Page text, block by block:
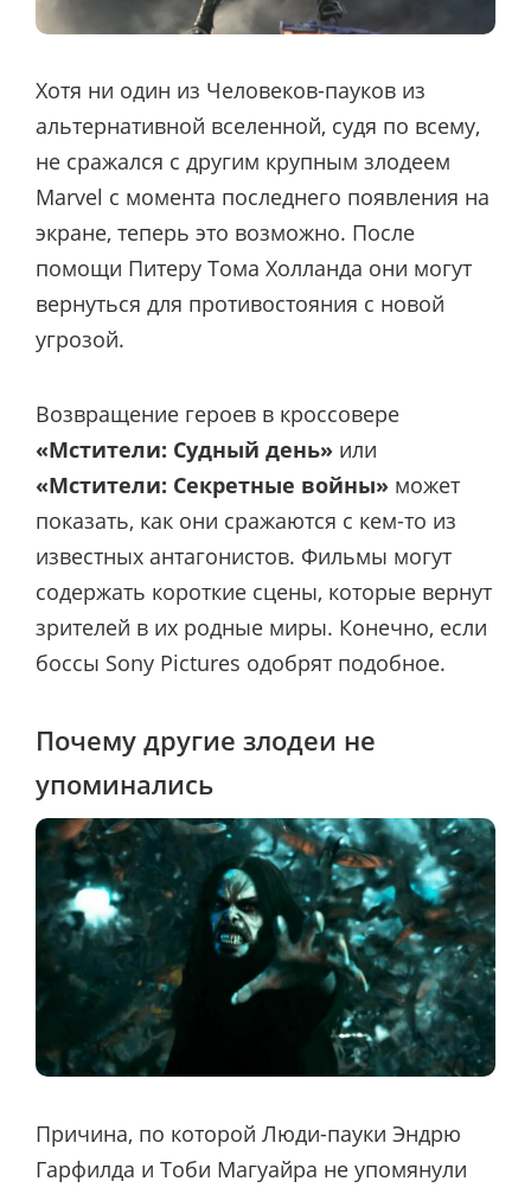
Хотя ни один из Человеков-пауков из
альтернативной вселенной, судя по всему,
не сражался с другим крупным злодеем
Marvel с момента последнего появления на
экране, теперь это возможно. После
помощи Питеру Тома Холланда они могут
вернуться для противостояния с новой
угрозой.
Возвращение героев в кроссовере
«Мстители: Судный день» или
«Мстители: Секретные войны» может
показать, как они сражаются с кем-то из
известных антагонистов. Фильмы могут
содержать короткие сцены, которые вернут
зрителей в их родные миры. Конечно, если
боссы Sony Piсtures одобрят подобное.
Почему другие злодеи не
упоминались
Причина, по которой Люди-пауки Эндрю
Гарфилда и Тоби Магуайра не упомянули